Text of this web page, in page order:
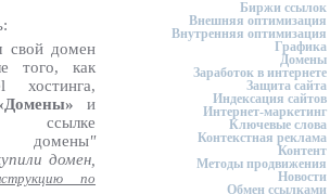
свой домен
того, как
и
ссылке
домены"
домен,
по
Биржи ссылок
Внешняя оптимизация
Внутренняя оптимизация
Графика
Домены
Заработок в интернете
Защита сайта
Индексация сайтов
Интернет-маркетинг
Ключевые слова
Контекстная реклама
Контент
Методы продвижения
Новости
Обмен ссылками